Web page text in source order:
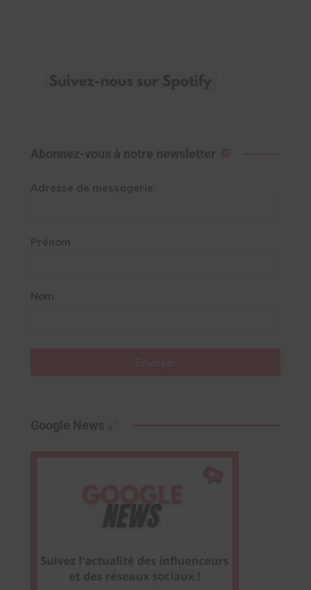
Abonnez-vous à notre newsletter
Adresse de messagerie
Prénom
Nom
Google News